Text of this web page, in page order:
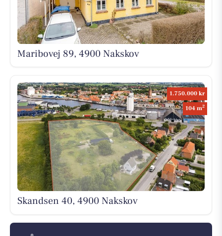
Maribovej 89, 4900 Nakskov
1.750.000 kr
104 m2
Skandsen 40, 4900 Nakskov